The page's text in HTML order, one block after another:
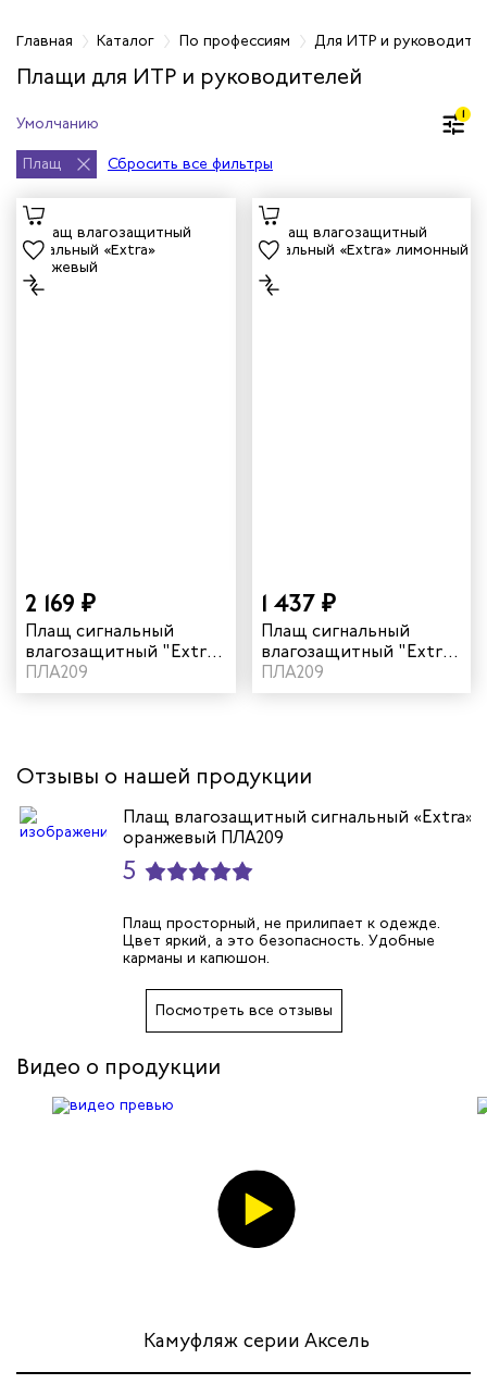
работников
Главная Каталог По профессиям Для ИТР и
Плащи для ИТР и руководителей
1
Плащ Сбросить все фильтры
2 169 ₽
Плащ сигнальный
влагозащитный "Extra"
ПВХ цвет оранжевый
ПЛА209
1 437 ₽
Плащ сигнальный
влагозащитный "Extra"
ПВХ цвет лимон
ПЛА209
Отзывы о нашей продукции
Плащ влагозащитный сигнальный «Extra»
оранжевый ПЛА209
5
Плащ просторный, не прилипает к одежде.
Цвет яркий, а это безопасность. Удобные
карманы и капюшон.
Посмотреть все отзывы
Видео о продукции
Камуфляж серии Аксель